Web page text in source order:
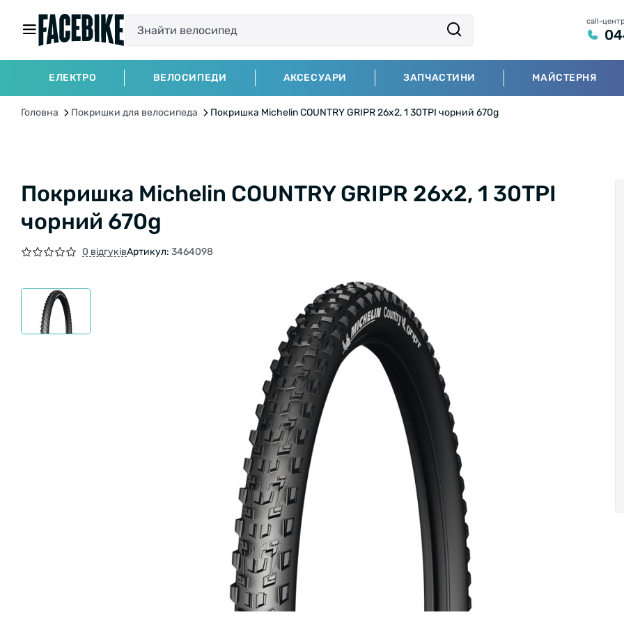
call-центр
ЕЛЕКТРО ВЕЛОСИПЕДИ АКСЕСУАРИ ЗАПЧАСТИНИ МАЙСТЕРНЯ
Головна Покришки для велосипеда Покришка Michelin COUNTRY GRIPR 26x2, 1 30TPI чорний 670g
Покришка Michelin COUNTRY GRIPR 26x2, 1 30TPI
чорний 670g
0 відгуківАртикул: 3464098